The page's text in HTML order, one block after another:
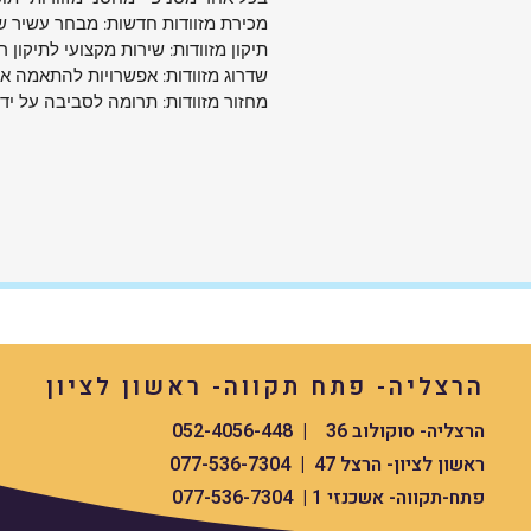
התחייבות למקוריות ואיכות ללא פשרות.
Wenger – כי הציוד שלך ראוי לטוב ביותר.
מכירת מזוודות חדשות: מבחר עשיר
תיקון מזוודות: שירות מקצועי לתיקון
שדרוג מזוודות: אפשרויות להתאמה
מחזור מזוודות: תרומה לסביבה על
הרצליה- פתח תקווה- ראשון לציון
הרצליה- סוקולוב 36 | 052-4056-448
ראשון לציון- הרצל 47 | 077-536-7304
פתח-תקווה- אשכנזי 1 | 077-536-7304